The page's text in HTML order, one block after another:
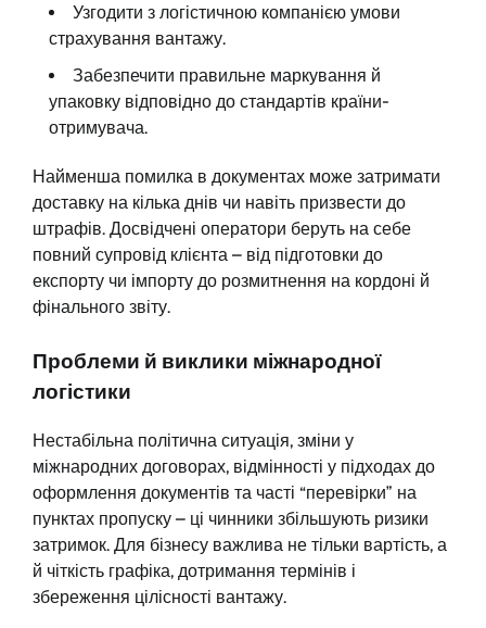
Узгодити з логістичною компанією умови
страхування вантажу.
Забезпечити правильне маркування й
упаковку відповідно до стандартів країни-
отримувача.
Найменша помилка в документах може затримати
доставку на кілька днів чи навіть призвести до
штрафів. Досвідчені оператори беруть на себе
повний супровід клієнта – від підготовки до
експорту чи імпорту до розмитнення на кордоні й
фінального звіту.
Проблеми й виклики міжнародної
логістики
Нестабільна політична ситуація, зміни у
міжнародних договорах, відмінності у підходах до
оформлення документів та часті “перевірки” на
пунктах пропуску – ці чинники збільшують ризики
затримок. Для бізнесу важлива не тільки вартість, а
й чіткість графіка, дотримання термінів і
збереження цілісності вантажу.